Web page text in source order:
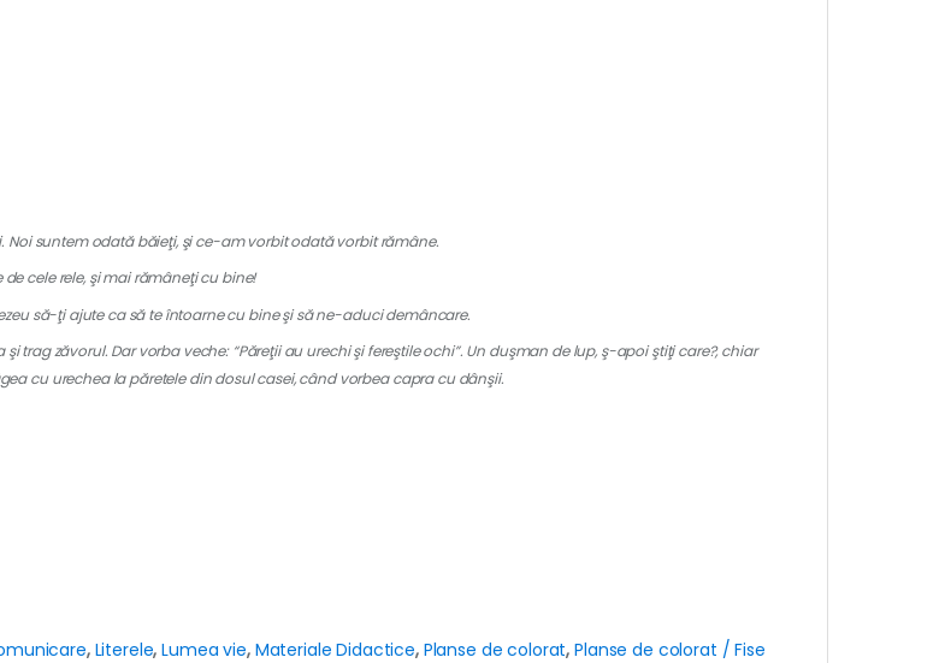
suntem odată băieţi, şi ce-am vorbit odată vorbit rămâne.
cele rele, şi mai rămâneţi cu bine!
să-ţi ajute ca să te întoarne cu bine şi să ne-aduci demâncare.
zăvorul. Dar vorba veche: “Păreţii au urechi şi fereştile ochi”. Un duşman de lup, ş-apoi ştiţi care?, chiar
cu urechea la păretele din dosul casei, când vorbea capra cu dânşii.
, Literele,Lumea vie, Materiale Didactice, Planse de colorat,Planse de colorat / Fise